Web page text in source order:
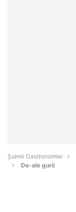
Șoimii Gastronomiei
De-ale gurii